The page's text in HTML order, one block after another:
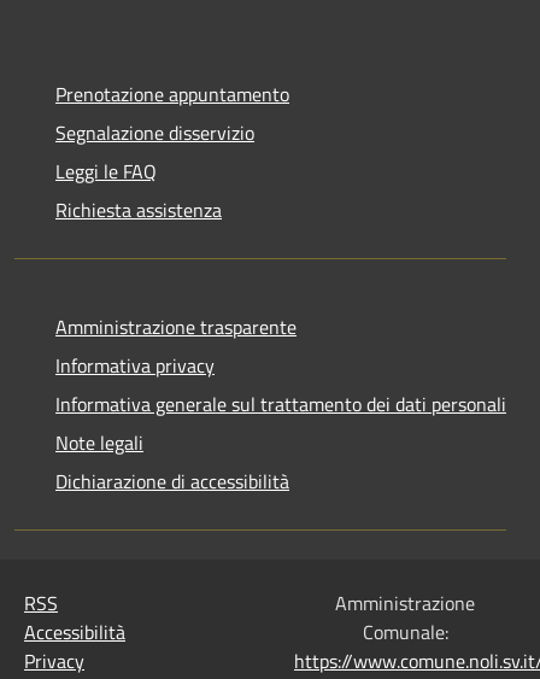
Prenotazione appuntamento
Segnalazione disservizio
Leggi le FAQ
Richiesta assistenza
Amministrazione trasparente
Informativa privacy
Informativa generale sul trattamento dei dati personali
Note legali
Dichiarazione di accessibilità
RSS
Accessibilità
Privacy
Amministrazione
Comunale:
https://